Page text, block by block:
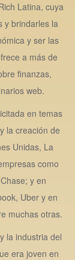
Latina, cuya
y brindarles la
y ser las
a más de
finanzas,
web.
en temas
la creación de
Unidas, La
como
y en
Uber y en
muchas otras.
la industria del
era joven en